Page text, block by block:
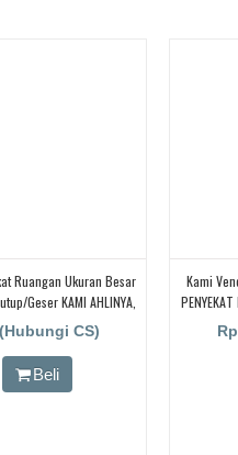
Ruangan Ukuran Besar
geser KAMI AHLINYA,
SUARA, Untuk
Workshop, Pabrik,
CS)
Beli
Kami